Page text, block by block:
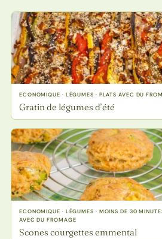
ECONOMIQUE · LÉGUMES · PLATS AVEC DU
Gratin de légumes d’été
ECONOMIQUE · LÉGUMES · MOINS DE 30
AVEC DU FROMAGE
Scones courgettes emmental